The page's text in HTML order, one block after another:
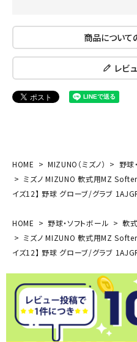
商品について
レビ
HOME MIZUNO（ミズノ） 野球
ミズノ MIZUNO 軟式用MZ
イズ12】 野球 グローブ/グラブ
HOME 野球・ソフトボール 軟
ミズノ MIZUNO 軟式用MZ
イズ12】 野球 グローブ/グラブ